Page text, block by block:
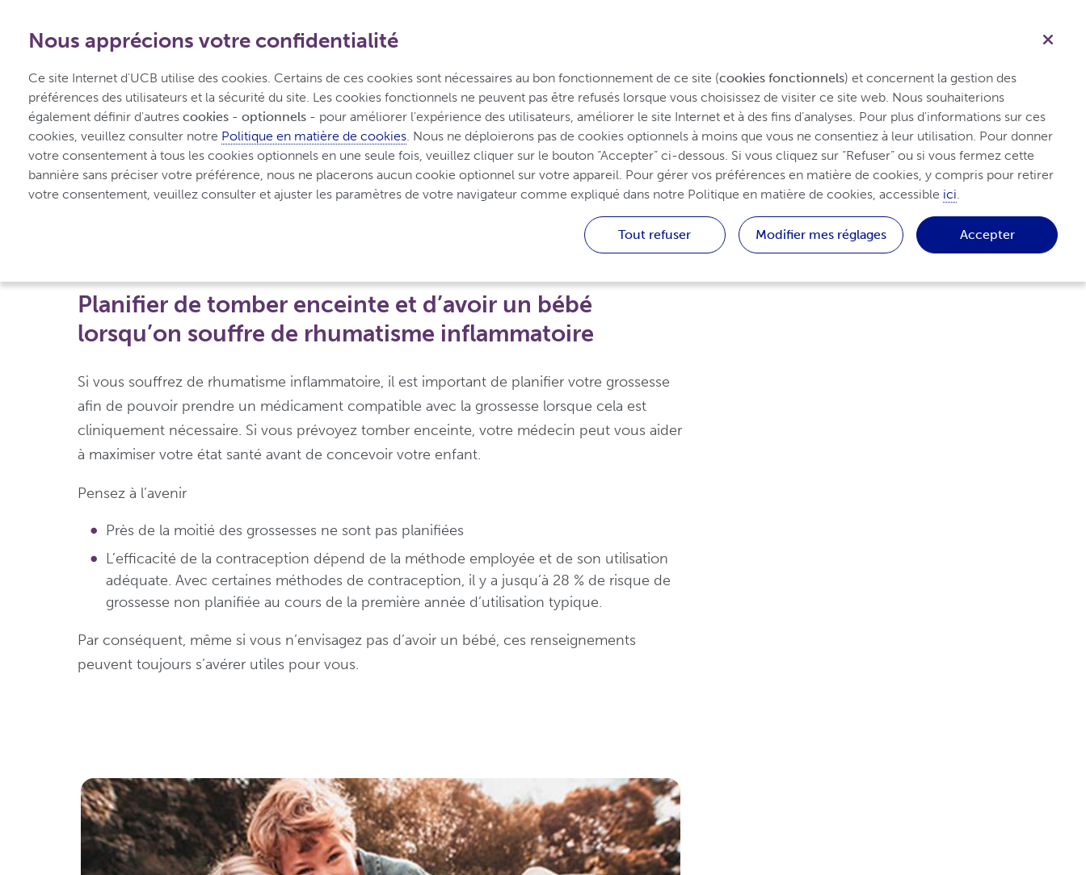
inflammatoire
UCBCares Vivre avec le rhumatisme inflammatoire Grossesse et rhumatisme inflammatoire
Grossesse et rhumatisme inflammatoire
Planifier de tomber enceinte et d’avoir un bébé
lorsqu’on souffre de rhumatisme inflammatoire
Si vous souffrez de rhumatisme inflammatoire, il est important de planifier votre grossesse
afin de pouvoir prendre un médicament compatible avec la grossesse lorsque cela est
cliniquement nécessaire. Si vous prévoyez tomber enceinte, votre médecin peut vous aider
à maximiser votre état santé avant de concevoir votre enfant.
Pensez à l’avenir
Près de la moitié des grossesses ne sont pas planifiées
L’efficacité de la contraception dépend de la méthode employée et de son utilisation
adéquate. Avec certaines méthodes de contraception, il y a jusqu’à 28 % de risque de
grossesse non planifiée au cours de la première année d’utilisation typique.
Par conséquent, même si vous n’envisagez pas d’avoir un bébé, ces renseignements
peuvent toujours s’avérer utiles pour vous.
Nous apprécions votre confidentialité
Ce site Internet d'UCB utilise des cookies. Certains de ces cookies sont nécessaires au bon fonctionnement de ce site (cookies fonctionnels) et concernent la gestion des
préférences des utilisateurs et la sécurité du site. Les cookies fonctionnels ne peuvent pas être refusés lorsque vous choisissez de visiter ce site web. Nous souhaiterions
également définir d'autres cookies - optionnels - pour améliorer l'expérience des utilisateurs, améliorer le site Internet et à des fins d’analyses. Pour plus d'informations sur ces
cookies, veuillez consulter notre Politique en matière de cookies. Nous ne déploierons pas de cookies optionnels à moins que vous ne consentiez à leur utilisation. Pour donner
votre consentement à tous les cookies optionnels en une seule fois, veuillez cliquer sur le bouton “Accepter” ci-dessous. Si vous cliquez sur “Refuser” ou si vous fermez cette
bannière sans préciser votre préférence, nous ne placerons aucun cookie optionnel sur votre appareil. Pour gérer vos préférences en matière de cookies, y compris pour retirer
votre consentement, veuillez consulter et ajuster les paramètres de votre navigateur comme expliqué dans notre Politique en matière de cookies, accessible ici.
Tout refuser Modifier mes réglages Accepter